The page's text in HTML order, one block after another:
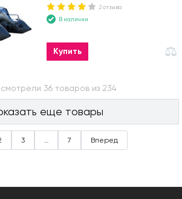
2 отзыва
В наличии
Купить
36 товаров из 234
еще товары
3 … 7 Вперед